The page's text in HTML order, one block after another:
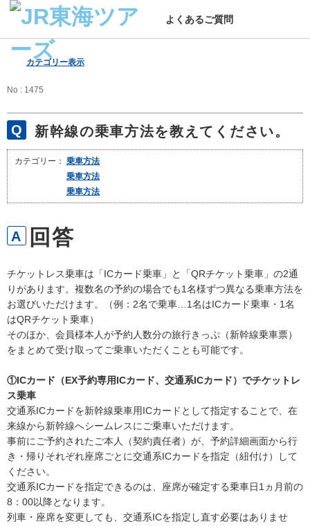
よくあるご質問
カテゴリー表示
No : 1475
新幹線の乗車方法を教えてください。
カテゴリー： 乗車方法
乗車方法
乗車方法
チケットレス乗車は「ICカード乗車」と「QRチケット乗車」の2通
りがあります。複数名の予約の場合でも1名様ずつ異なる乗車方法を
お選びいただけます。（例：2名で乗車…1名はICカード乗車・1名
はQRチケット乗車）
そのほか、会員様本人が予約人数分の旅行きっぷ（新幹線乗車票）
をまとめて受け取ってご乗車いただくことも可能です。
①ICカード（EX予約専用ICカード、交通系ICカード）でチケットレ
ス乗車
交通系ICカードを新幹線乗車用ICカードとして指定することで、在
来線から新幹線へシームレスにご乗車いただけます。
事前にご予約されたご本人（契約責任者）が、予約詳細画面から行
き・帰りそれぞれ座席ごとに交通系ICカードを指定（紐付け）して
ください。
交通系ICカードを指定できるのは、座席が確定する乗車日1ヵ月前の
8：00以降となります。
列車・座席を変更しても、交通系ICを指定し直す必要はありませ